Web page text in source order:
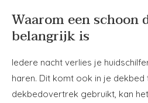
Waarom een schoon
belangrijk is
Iedere nacht verlies je
haren. Dit komt ook in je
dekbedovertrek gebruikt, kan